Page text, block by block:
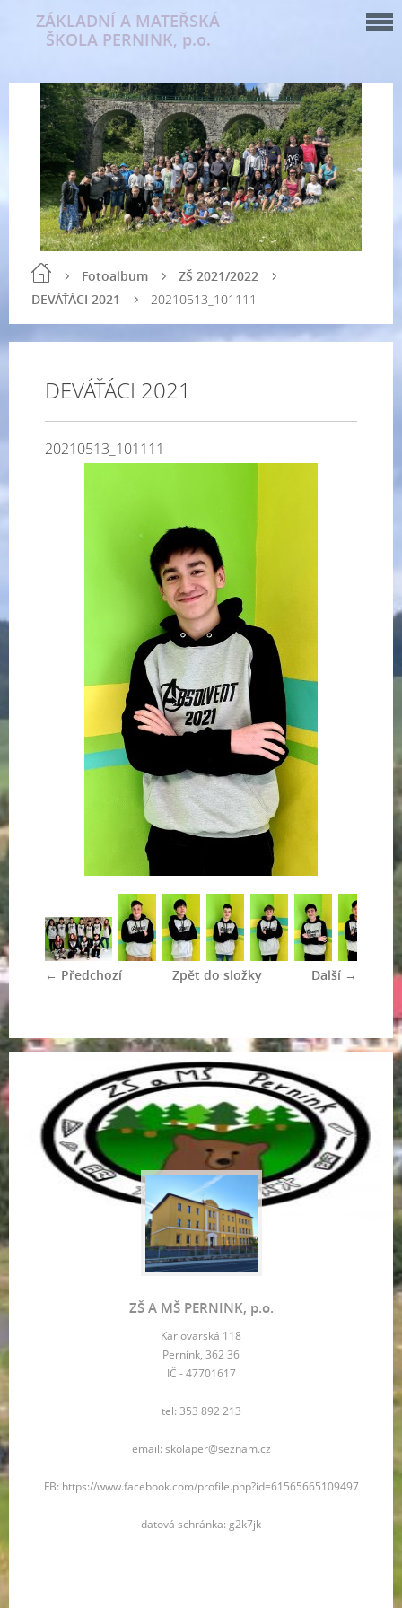
ZÁKLADNÍ A MATEŘSKÁ
ŠKOLA PERNINK, p.o.
Fotoalbum
ZŠ 2021/2022
DEVÁŤÁCI 2021
20210513_101111
DEVÁŤÁCI 2021
20210513_101111
← Předchozí Další →
Zpět do složky
ZŠ A MŠ PERNINK, p.o.
Karlovarská 118
Pernink, 362 36
IČ - 47701617
tel: 353 892 213
email: skolaper@seznam.cz
FB: https://www.facebook.com/profile.php?id=61565665109497
datová schránka: g2k7jk